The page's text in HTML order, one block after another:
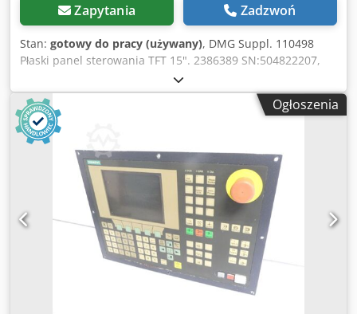
Zapytania Zadzwoń
Stan: gotowy do pracy (używany), DMG Suppl. 110498
Płaski panel sterowania TFT 15". 2386389 SN:504822207,
używany, normalne ślady użytkowania, 100% funkcjonalny,
zakres dostawy jak na zdjęciach Dsdpfx Aoi I Iz Aoatokr
Ogłoszenia